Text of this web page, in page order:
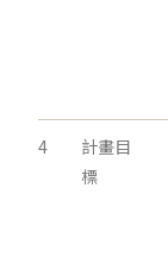
4
計畫目
標